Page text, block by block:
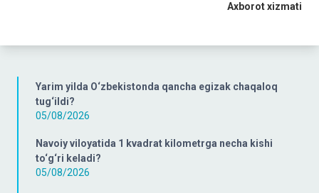
Yarim yilda O‘zbekistonda qancha egizak chaqaloq
tug‘ildi?
05/08/2026
Navoiy viloyatida 1 kvadrat kilometrga necha kishi
to‘g‘ri keladi?
05/08/2026
Axborot xizmati